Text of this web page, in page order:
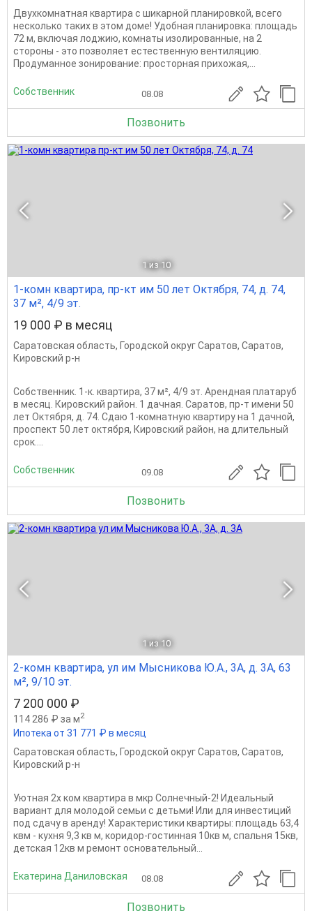
Двухкомнатная квартира с шикарной планировкой, всего
несколько таких в этом доме! Удобная планировка: площадь
72 м, включая лоджию, комнаты изолированные, на 2
стороны - это позволяет естественную вентиляцию.
Продуманное зонирование: просторная прихожая,...
Собственник 08.08
Позвонить
1 из 10
1-комн квартира, пр-кт им 50 лет Октября, 74, д. 74,
37 м², 4/9 эт.
19 000 ₽ в месяц
Саратовская область, Городской округ Саратов, Саратов,
Кировский р-н
Собственник. 1-к. квартира, 37 м², 4/9 эт. Арендная платаруб
в месяц. Кировский район. 1 дачная. Саратов, пр-т имени 50
лет Октября, д. 74. Сдаю 1-комнатную квартиру на 1 дачной,
проспект 50 лет октября, Кировский район, на длительный
срок....
Собственник 09.08
Позвонить
1 из 10
2-комн квартира, ул им Мысникова Ю.А., 3А, д. 3А, 63
м², 9/10 эт.
7 200 000 ₽
114 286 ₽ за м2
Ипотека от 31 771 ₽ в месяц
Саратовская область, Городской округ Саратов, Саратов,
Кировский р-н
Уютная 2х ком квартира в мкр Солнечный-2! Идеальный
вариант для молодой семьи с детьми! Или для инвестиций
под сдачу в аренду! Характеристики квартиры: площадь 63,4
квм - кухня 9,3 кв м, коридор-гостинная 10кв м, спальня 15кв,
детская 12кв м ремонт основательный...
Екатерина Даниловская 08.08
Позвонить